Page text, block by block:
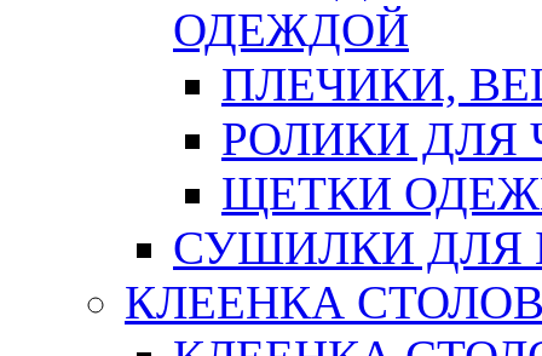
ОДЕЖДОЙ
ПЛЕЧИКИ,
РОЛИКИ ДЛЯ
ЩЕТКИ
СУШИЛКИ ДЛЯ
КЛЕЕНКА